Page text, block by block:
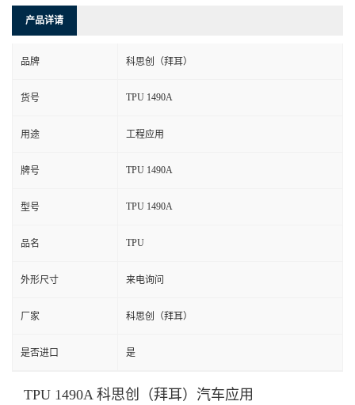
产品详请
品牌 科思创（拜耳）
货号 TPU 1490A
用途 工程应用
牌号 TPU 1490A
型号 TPU 1490A
品名 TPU
外形尺寸 来电询问
厂家 科思创（拜耳）
是否进口 是
TPU 1490A 科思创（拜耳）汽车应用